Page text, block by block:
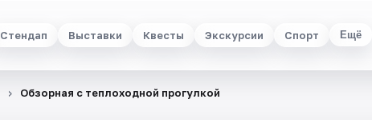
Стендап Выставки Квесты Экскурсии Спорт Ещё
Обзорная с теплоходной прогулкой